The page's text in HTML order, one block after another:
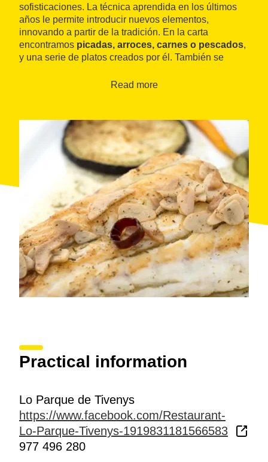
sofisticaciones. La técnica aprendida en los últimos
años le permite introducir nuevos elementos,
innovando a partir de la tradición. En la carta
encontramos picadas, arroces, carnes o pescados,
y una serie de platos creados por él. También se
restaurante está al lado del río, con unas vistas
Read more
Practical information
Lo Parque de Tivenys
https://www.facebook.com/Restaurant-
Lo-Parque-Tivenys-1919831181566583
977 496 280